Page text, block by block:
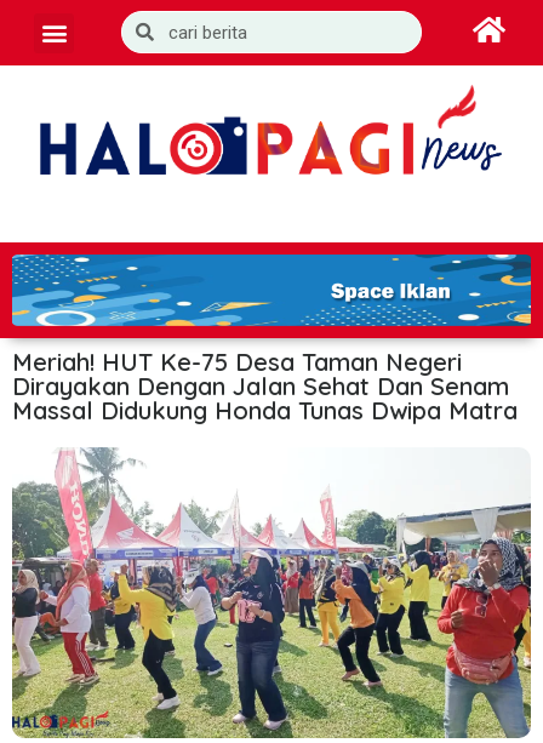
Meriah! HUT Ke-75 Desa Taman Negeri
Dirayakan Dengan Jalan Sehat Dan Senam
Massal Didukung Honda Tunas Dwipa Matra